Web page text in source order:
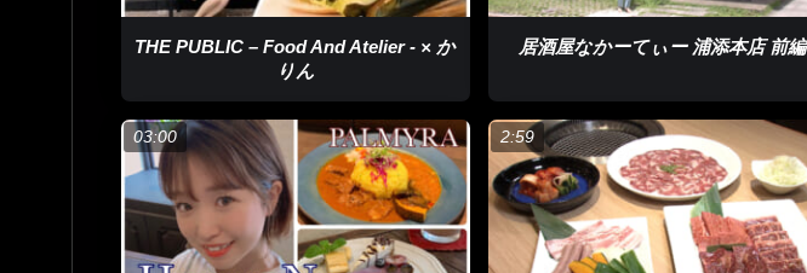
THE PUBLIC – Food And Atelier -​ × か
りん
居酒屋なかーてぃー 浦添本店 前編
03:00 2:59